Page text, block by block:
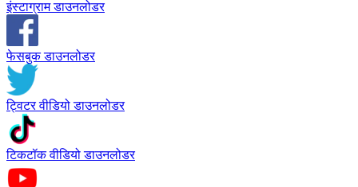
इंस्टाग्राम डाउनलोडर
फेसबुक डाउनलोडर
ट्विटर वीडियो डाउनलोडर
टिकटॉक वीडियो डाउनलोडर